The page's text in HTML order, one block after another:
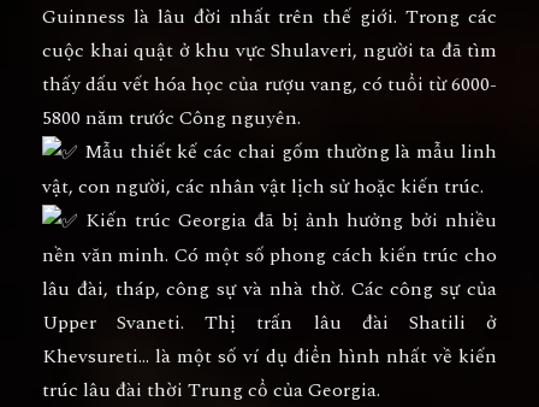
Guinness là lâu đời nhất trên thế giới. Trong các
cuộc khai quật ở khu vực Shulaveri, người ta đã tìm
thấy dấu vết hóa học của rượu vang, có tuổi từ 6000-
5800 năm trước Công nguyên.
Mẫu thiết kế các chai gốm thường là mẫu linh
vật, con người, các nhân vật lịch sử hoặc kiến trúc.
Kiến trúc Georgia đã bị ảnh hưởng bởi nhiều
nền văn minh. Có một số phong cách kiến trúc cho
lâu đài, tháp, công sự và nhà thờ. Các công sự của
Upper Svaneti. Thị trấn lâu đài Shatili ở
Khevsureti… là một số ví dụ điển hình nhất về kiến
trúc lâu đài thời Trung cổ của Georgia.